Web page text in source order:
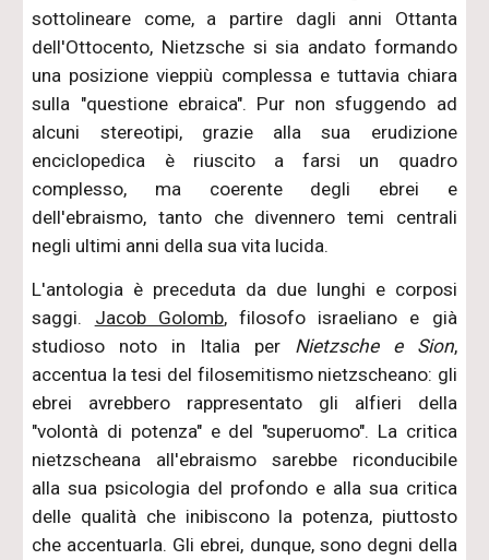
sottolineare come, a partire dagli anni Ottanta
dell'Ottocento, Nietzsche si sia andato formando
una posizione vieppiù complessa e tuttavia chiara
sulla "questione ebraica". Pur non sfuggendo ad
alcuni stereotipi, grazie alla sua erudizione
enciclopedica è riuscito a farsi un quadro
complesso, ma coerente degli ebrei e
dell'ebraismo, tanto che divennero temi centrali
negli ultimi anni della sua vita lucida.
L'antologia è preceduta da due lunghi e corposi
saggi. Jacob Golomb, filosofo israeliano e già
studioso noto in Italia per Nietzsche e Sion,
accentua la tesi del filosemitismo nietzscheano: gli
ebrei avrebbero rappresentato gli alfieri della
"volontà di potenza" e del "superuomo". La critica
nietzscheana all'ebraismo sarebbe riconducibile
alla sua psicologia del profondo e alla sua critica
delle qualità che inibiscono la potenza, piuttosto
che accentuarla. Gli ebrei, dunque, sono degni della